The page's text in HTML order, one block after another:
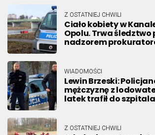
Z OSTATNIEJ CHWILI
Ciało kobiety w
Opolu. Trwa śledztwo
nadzorem
WIADOMOŚCI
Lewin Brzeski:
mężczyznę z
latek trafił do szpitala
Z OSTATNIEJ CHWILI